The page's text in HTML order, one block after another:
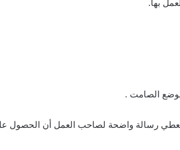
بها.
الصامت .
سيعطي رسالة واضحة لصاحب العمل أن الحصول